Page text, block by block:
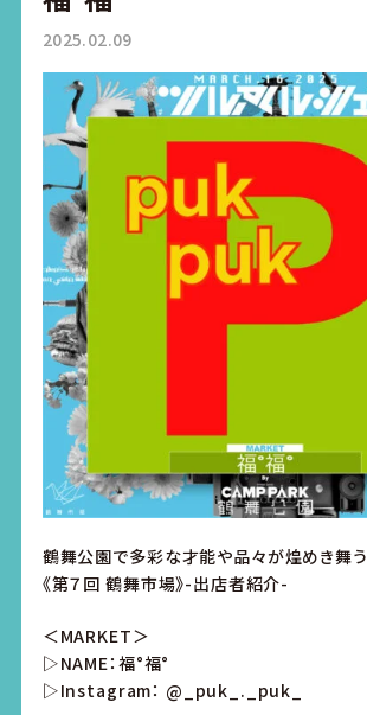
2025.02.09
鶴舞公園で多彩な才能や品々が煌めき舞う
《第７回 鶴舞市場》-出店者紹介-
＜MARKET＞
▷NAME：福°福°
▷Instagram： @_puk_._puk_